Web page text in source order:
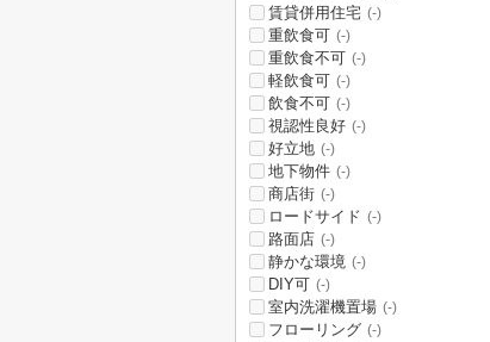
賃貸併用住宅 (-)
重飲食可 (-)
重飲食不可 (-)
軽飲食可 (-)
飲食不可 (-)
視認性良好 (-)
好立地 (-)
地下物件 (-)
商店街 (-)
ロードサイド (-)
路面店 (-)
静かな環境 (-)
DIY可 (-)
室内洗濯機置場 (-)
フローリング (-)